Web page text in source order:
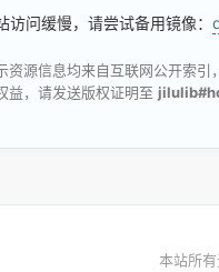
访问缓慢，请尝试备用镜像：
资源信息均来自互联网公开索引
益，请发送版权证明至
本站所